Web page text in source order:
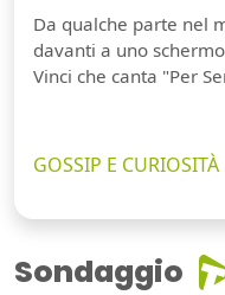
Da qualche parte nel
davanti a uno
Vinci che canta "Per
GOSSIP E CURIOSITÀ
Sondaggio